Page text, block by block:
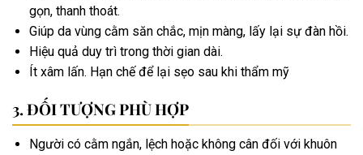
gọn, thanh thoát.
Giúp da vùng cằm săn chắc, mịn màng, lấy lại sự đàn hồi.
Hiệu quả duy trì trong thời gian dài.
Ít xâm lấn. Hạn chế để lại sẹo sau khi thẩm mỹ
ĐỐI TƯỢNG PHÙ HỢP
Người có cằm ngắn, lệch hoặc không cân đối với khuôn